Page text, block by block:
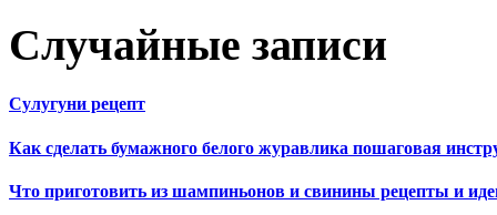
Случайные записи
Сулугуни рецепт
Как сделать бумажного белого журавлика пошаговая
Что приготовить из шампиньонов и свинины рецепты и